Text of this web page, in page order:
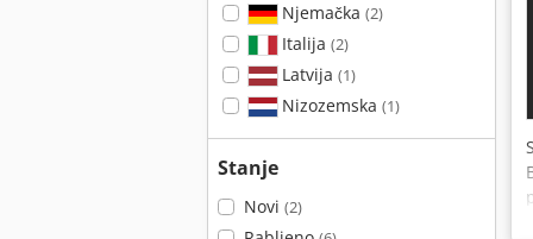
Njemačka (2)
Italija (2)
Latvija (1)
Nizozemska (1)
Stanje
Novi (2)